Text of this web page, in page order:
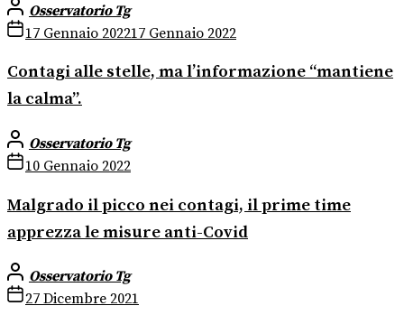
Osservatorio Tg
17 Gennaio 202217 Gennaio 2022
Contagi alle stelle, ma l’informazione “mantiene
la calma”.
Osservatorio Tg
10 Gennaio 2022
Malgrado il picco nei contagi, il prime time
apprezza le misure anti-Covid
Osservatorio Tg
27 Dicembre 2021